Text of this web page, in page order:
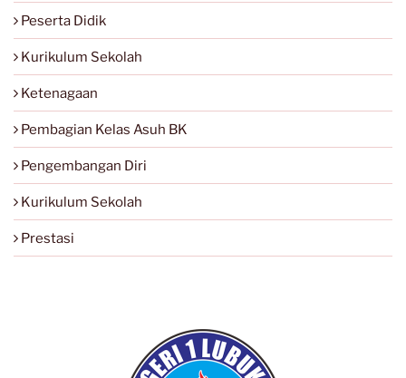
Peserta Didik
Kurikulum Sekolah
Ketenagaan
Pembagian Kelas Asuh BK
Pengembangan Diri
Kurikulum Sekolah
Prestasi